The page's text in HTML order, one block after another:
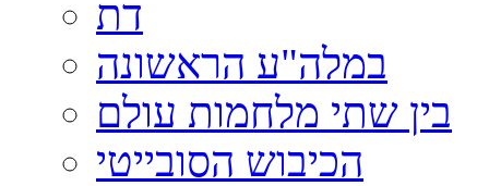
דת
במלה"ע הראשונה
בין שתי מלחמות עולם
הכיבוש הסובייטי